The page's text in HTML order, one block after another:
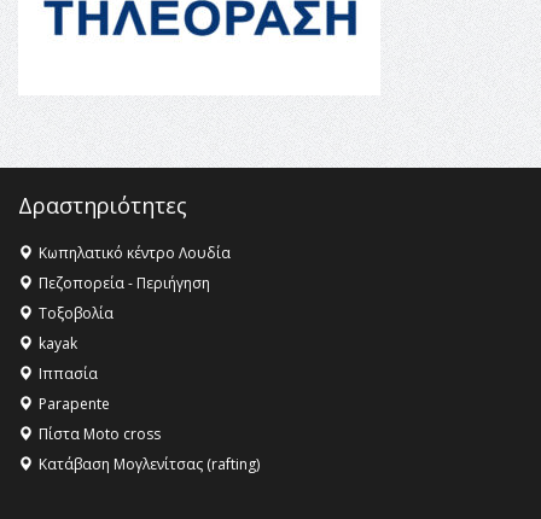
ανθρωπότητα
ΕΝΟΡΙΑΚΕΣ ΚΑΛΟΚΑΙΡΙΝΕΣ ΔΡΑΣΕΙΣ ΓΙΑ ΠΑΙΔΙΑ
Δραστηριότητες
Κωπηλατικό κέντρο Λουδία
Πεζοπορεία - Περιήγηση
Τοξοβολία
kayak
Ιππασία
Parapente
Πίστα Moto cross
Κατάβαση Μογλενίτσας (rafting)